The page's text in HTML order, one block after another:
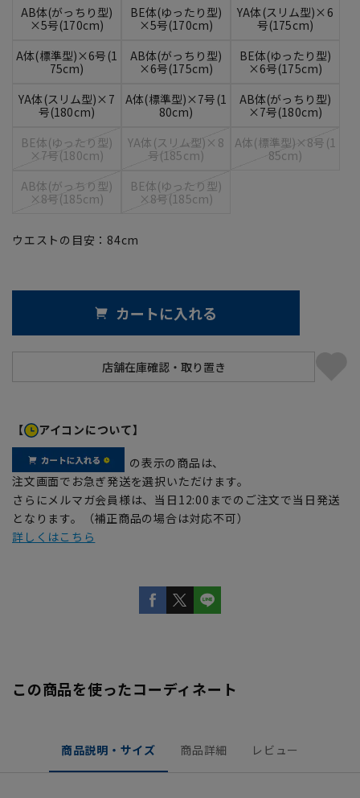
AB体(がっちり型)
×5号(170cm)
BE体(ゆったり型)
×5号(170cm)
YA体(スリム型)×6
号(175cm)
A体(標準型)×6号(1
75cm)
AB体(がっちり型)
×6号(175cm)
BE体(ゆったり型)
×6号(175cm)
YA体(スリム型)×7
号(180cm)
A体(標準型)×7号(1
80cm)
AB体(がっちり型)
×7号(180cm)
BE体(ゆったり型)
×7号(180cm)
YA体(スリム型)×8
号(185cm)
A体(標準型)×8号(1
85cm)
AB体(がっちり型)
×8号(185cm)
BE体(ゆったり型)
×8号(185cm)
ウエストの目安： 84cm
カートに入れる
【 アイコンについて】
の表示の商品は、
注文画面でお急ぎ発送を選択いただけます。
さらにメルマガ会員様は、当日12:00までのご注文で当日発送
となります。（補正商品の場合は対応不可）
詳しくはこちら
この商品を使ったコーディネート
商品説明・サイズ 商品詳細 レビュー